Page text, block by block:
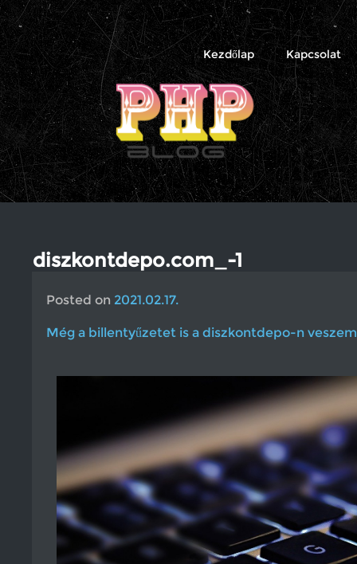
PHP
Blog
Kezdőlap Kapcsolat
diszkontdepo.com_-1
Posted on 2021.02.17.
Még a billentyűzetet is a diszkontdepo-n veszem